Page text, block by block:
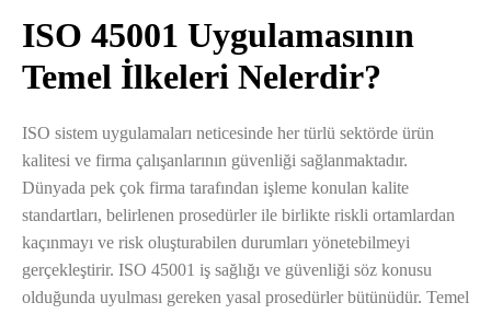
ISO 45001 Uygulamasının
Temel İlkeleri Nelerdir?
ISO sistem uygulamaları neticesinde her türlü sektörde ürün
kalitesi ve firma çalışanlarının güvenliği sağlanmaktadır.
Dünyada pek çok firma tarafından işleme konulan kalite
standartları, belirlenen prosedürler ile birlikte riskli ortamlardan
kaçınmayı ve risk oluşturabilen durumları yönetebilmeyi
gerçekleştirir. ISO 45001 iş sağlığı ve güvenliği söz konusu
olduğunda uyulması gereken yasal prosedürler bütünüdür. Temel